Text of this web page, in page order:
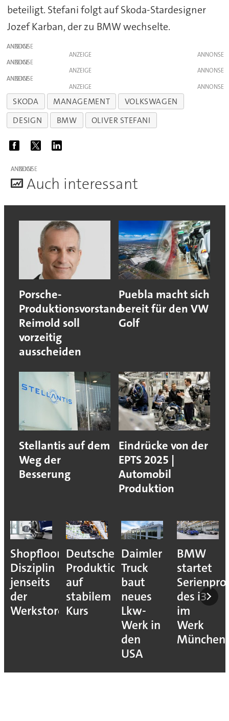
beteiligt. Stefani folgt auf Skoda-Stardesigner
Jozef Karban, der zu BMW wechselte.
ANZEIGE
ANZEIGE
ANZEIGE
ANZEIGE
ANZEIGE
ANZEIGE
SKODA MANAGEMENT
VOLKSWAGEN
DESIGN
BMW OLIVER STEFANI
ANZEIGE
Auch interessant
Porsche-
Produktionsvorstand
Reimold soll
vorzeitig
ausscheiden
Puebla macht sich
bereit für den VW
Golf
Stellantis auf dem
Weg der
Besserung
Eindrücke von der
EPTS 2025 |
Automobil
Produktion
Deutsche
Produktion
auf
stabilem
Kurs
Daimler
Truck
baut
neues
Lkw-
BMW
startet
Serienproduktion
des i3
im
Werk
München
Diese
sind die
der
Lean